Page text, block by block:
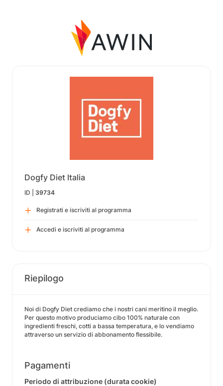
Dogfy Diet Italia
ID | 39734
Registrati e iscriviti al programma
Accedi e iscriviti al programma
Riepilogo
Noi di Dogfy Diet crediamo che i nostri cani meritino il meglio.
Per questo motivo produciamo cibo 100% naturale con
ingredienti freschi, cotti a bassa temperatura, e lo vendiamo
attraverso un servizio di abbonamento flessibile.
Pagamenti
Periodo di attribuzione (durata cookie)